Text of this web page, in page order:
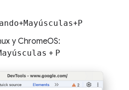
+Mayúsculas+P
y ChromeOS:
+ P